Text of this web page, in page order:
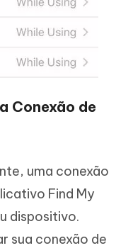
Conexão de
uma conexão
Find My
dispositivo.
sua conexão de